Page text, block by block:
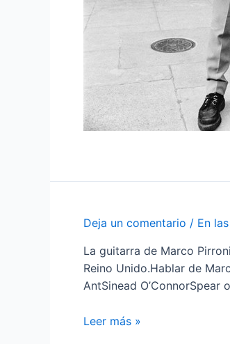
Deja un comentario / En
La guitarra de Marco
Reino Unido.Hablar de
AntSinead
Marco
Leer más »